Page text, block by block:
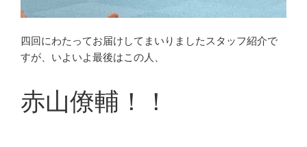
四回にわたってお届けしてまいりましたスタッフ紹介で
すが、いよいよ最後はこの人、
赤山僚輔！！